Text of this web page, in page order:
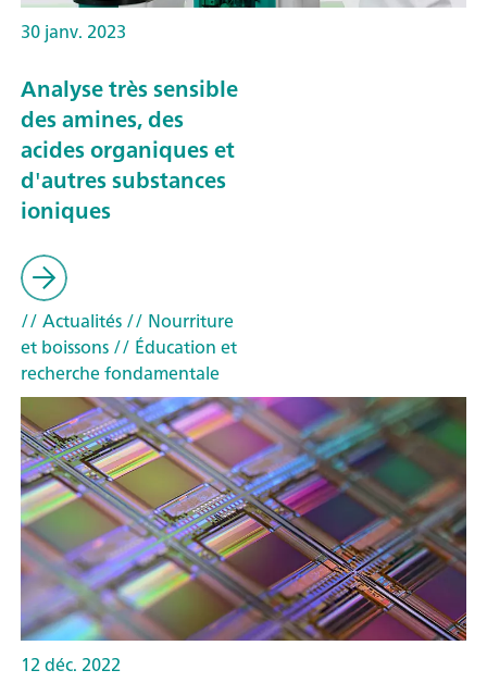
30 janv. 2023
Analyse très sensible
des amines, des
acides organiques et
d'autres substances
ioniques
// Actualités// Nourriture
et boissons// Éducation et
recherche fondamentale
12 déc. 2022